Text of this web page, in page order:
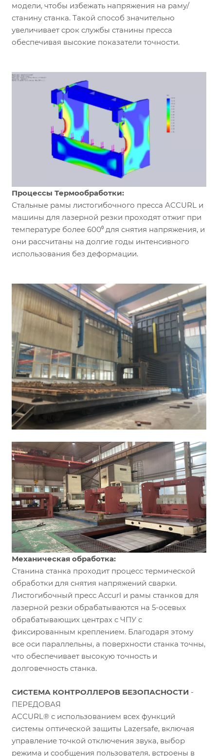
модели, чтобы избежать напряжения на раму/
станину станка. Такой способ значительно
увеличивает срок службы станины пресса
обеспечивая высокие показатели точности.
Процессы Термообработки:
Стальные рамы листогибочного пресса ACCURL и
машины для лазерной резки проходят отжиг при
температуре более 600⁰ для снятия напряжения, и
они рассчитаны на долгие годы интенсивного
использования без деформации.
Механическая обработка:
Станина станка проходит процесс термической
обработки для снятия напряжений сварки.
Листогибочный пресс Accurl и рамы станков для
лазерной резки обрабатываются на 5-осевых
обрабатывающих центрах с ЧПУ с
фиксированным креплением. Благодаря этому
все оси параллельны, а поверхности станка точны,
что обеспечивает высокую точность и
долговечность станка.
СИСТЕМА КОНТРОЛЛЕРОВ БЕЗОПАСНОСТИ -
ПЕРЕДОВАЯ
ACCURL® с использованием всех функций
системы оптической защиты Lazersafe, включая
управление точкой отключения звука, выбор
режима и сообщения пользователя, встроены в